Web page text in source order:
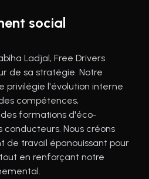
social
Ladjal, Free Drivers
de sa stratégie. Notre
privilégie l'évolution interne
compétences,
formations d'éco-
conducteurs. Nous créons
de travail épanouissant pour
tout en renforçant notre